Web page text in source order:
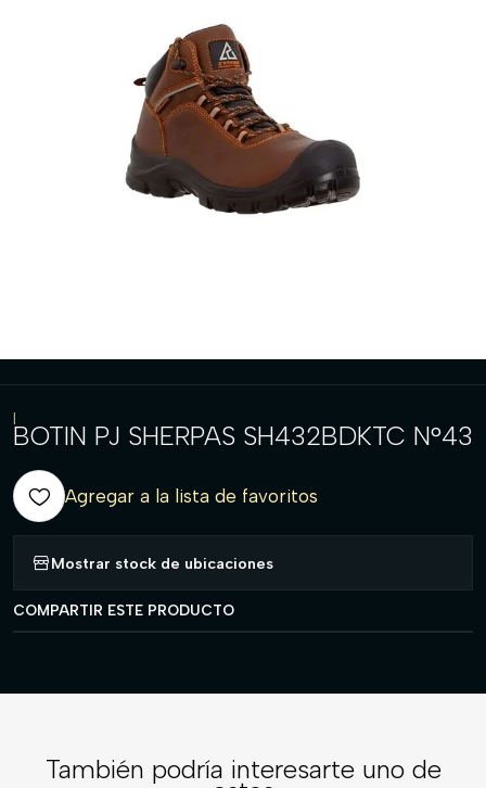
|
BOTIN PJ SHERPAS SH432BDKTC N°43
Agregar a la lista de favoritos
Mostrar stock de ubicaciones
COMPARTIR ESTE PRODUCTO
También podría interesarte uno de